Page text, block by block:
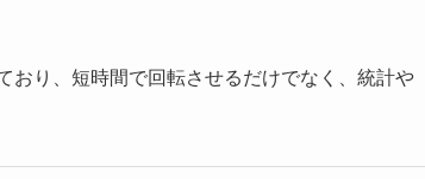
おり、短時間で回転させるだけでなく、統計や